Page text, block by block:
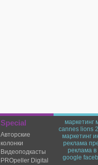
Special
Авторские
колонки
Видеоподкасты
PROpeller Digital
маркетинг
cannes lions
маркетинг
реклама
реклама в
google